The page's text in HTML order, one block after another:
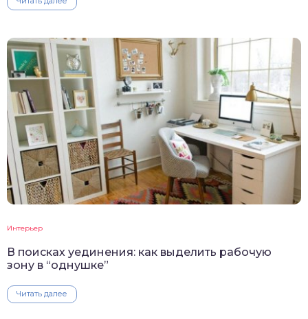
Интерьер
В поисках уединения: как выделить рабочую
зону в “однушке”
Читать далее